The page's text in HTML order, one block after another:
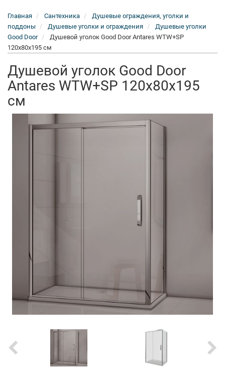
Главная Сантехника
Душевые ограждения, уголки и
поддоны
Душевые уголки и ограждения
Душевые уголки
Good Door
Душевой уголок Good Door Antares WTW+SP
120х80х195 см
Душевой уголок Good Door
Antares WTW+SP 120х80х195
см